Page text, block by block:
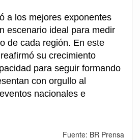
a los mejores exponentes
escenario ideal para medir
de cada región. En este
su crecimiento
para seguir formando
con orgullo al
nacionales e
Fuente: BR Prensa